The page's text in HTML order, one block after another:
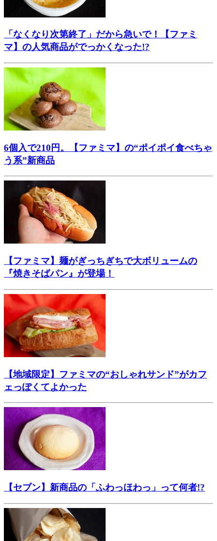
「なくなり次第終了」だから急いで！【ファミ
マ】の人気商品がでっかくなった!?
6個入で210円。【ファミマ】の“ポイポイ食べちゃ
う系”新商品
【ファミマ】麺がぎっちぎちで大ボリュームの
『焼きそばパン』が登場！
【地域限定】ファミマの“おしゃれサンド”がカフ
ェっぽくてよかった
【セブン】新商品の「ふわっほわっ」って何者!?